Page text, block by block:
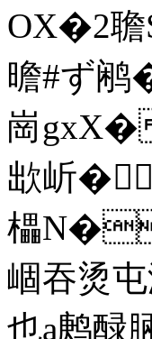
OX�2聸
曕#ず鹇
崗
欪岓�
櫑
崓吞烫屯
也a鹒醁